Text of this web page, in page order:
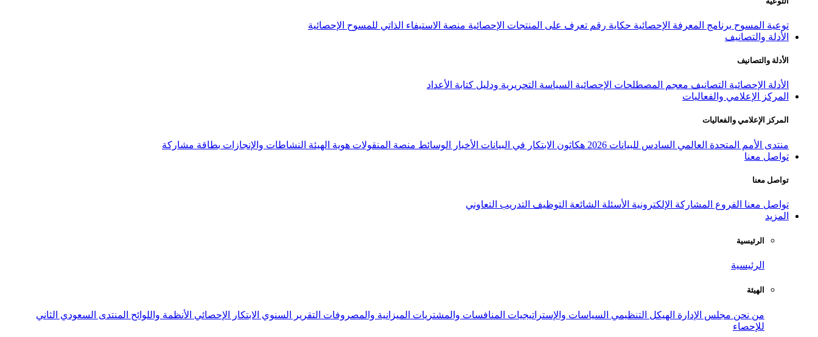
توعية المسوح برنامج المعرفة الإحصائية حكاية رقم تعرف على المنتجات الإحصائية منصة الاستيفاء الذاتي للمسوح الإحصائية
الأدلة والتصانيف
الأدلة والتصانيف
الأدلة الإحصائية التصانيف معجم المصطلحات الإحصائية السياسة التحريرية ودليل كتابة الأعداد
المركز الإعلامي والفعاليات
المركز الإعلامي والفعاليات
منتدى الأمم المتحدة العالمي السادس للبيانات 2026 هكاثون الابتكار في البيانات الأخبار الوسائط منصة المنقولات هوية الهيئة النشاطات والإنجازات بطاقة مشاركة
تواصل معنا
تواصل معنا
تواصل معنا الفروع المشاركة الإلكترونية الأسئلة الشائعة التوظيف التدريب التعاوني
المزيد
الرئيسية
الرئيسية
الهيئة
من نحن مجلس الإدارة الهيكل التنظيمي السياسات والإستراتيجيات المنافسات والمشتريات الميزانية والمصروفات التقرير السنوي الابتكار الإحصائي الأنظمة واللوائح المنتدى السعودي الثاني
للإحصاء